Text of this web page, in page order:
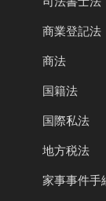
商業登記法
商法
国籍法
国際私法
地方税法
家事事件手